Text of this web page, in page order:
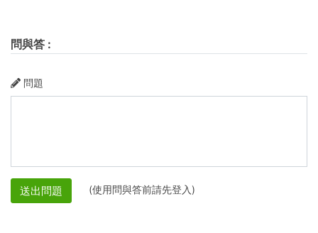
問與答 :
問題
送出問題 (使用問與答前請先登入)